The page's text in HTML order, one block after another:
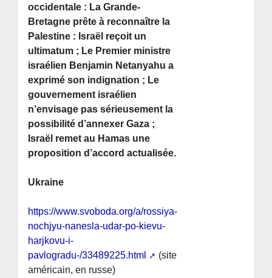
occidentale : La Grande-
Bretagne prête à reconnaître la
Palestine : Israël reçoit un
ultimatum ; Le Premier ministre
israélien Benjamin Netanyahu a
exprimé son indignation ; Le
gouvernement israélien
n’envisage pas sérieusement la
possibilité d’annexer Gaza ;
Israël remet au Hamas une
proposition d’accord actualisée.
Ukraine
https://www.svoboda.org/a/rossiya-
nochjyu-nanesla-udar-po-kievu-
harjkovu-i-
pavlogradu-/33489225.html
(site
américain, en russe)